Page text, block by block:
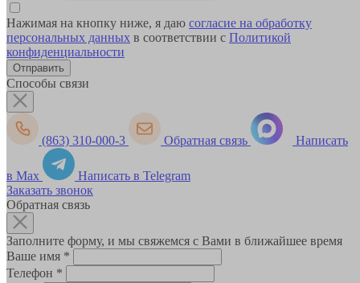
Нажимая на кнопку ниже, я даю согласие на обработку
персональных данных в соответствии с Политикой
конфиденциальности
Способы связи
(863) 310-000-3 Обратная связь Написать
в Max
Написать в Telegram
Заказать звонок
Обратная связь
Заполните форму, и мы свяжемся с Вами в ближайшее время
Ваше имя *
Телефон *